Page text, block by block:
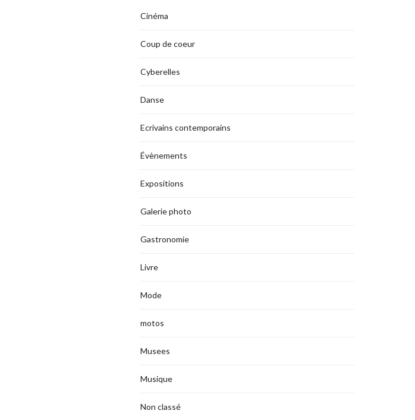
Cinéma
Coup de coeur
Cyberelles
Danse
Ecrivains contemporains
Évènements
Expositions
Galerie photo
Gastronomie
Livre
Mode
motos
Musees
Musique
Non classé